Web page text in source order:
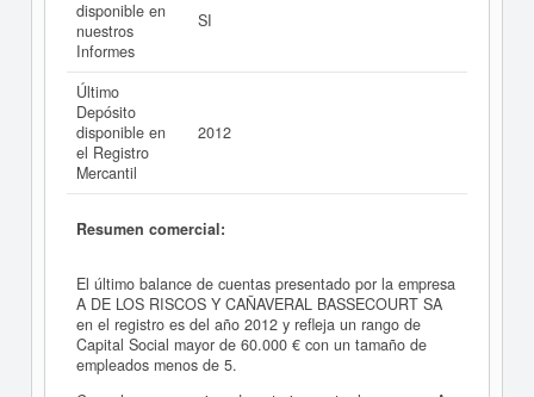
disponible en
nuestros
Informes
SI
Último
Depósito
disponible en
el Registro
Mercantil
2012
Resumen comercial:
El último balance de cuentas presentado por la empresa
A DE LOS RISCOS Y CAÑAVERAL BASSECOURT SA
en el registro es del año 2012 y refleja un rango de
Capital Social mayor de 60.000 € con un tamaño de
empleados menos de 5.